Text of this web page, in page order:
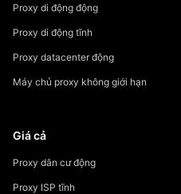
Proxy di động động
Proxy di động tĩnh
Proxy datacenter động
Máy chủ proxy không giới hạn
Giá cả
Proxy dân cư động
Proxy ISP tĩnh